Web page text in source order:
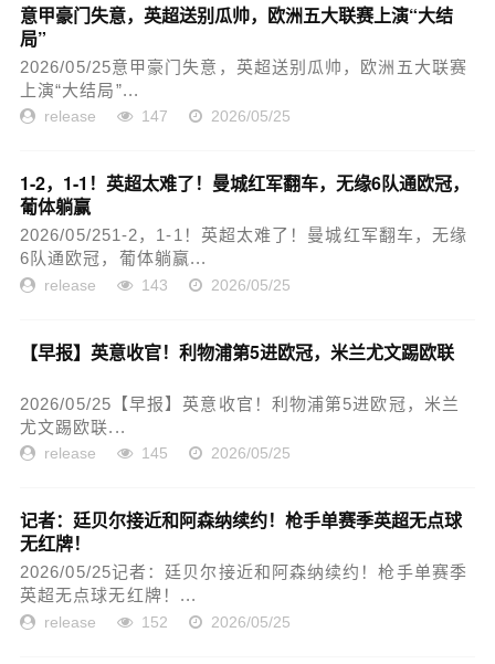
意甲豪门失意，英超送别瓜帅，欧洲五大联赛上演“大结
局”
2026/05/25意甲豪门失意，英超送别瓜帅，欧洲五大联赛
上演“大结局”...
release 147 2026/05/25
1-2，1-1！英超太难了！曼城红军翻车，无缘6队通欧冠，
葡体躺赢
2026/05/251-2，1-1！英超太难了！曼城红军翻车，无缘
6队通欧冠，葡体躺赢...
release 143 2026/05/25
【早报】英意收官！利物浦第5进欧冠，米兰尤文踢欧联
2026/05/25【早报】英意收官！利物浦第5进欧冠，米兰
尤文踢欧联...
release 145 2026/05/25
记者：廷贝尔接近和阿森纳续约！枪手单赛季英超无点球
无红牌！
2026/05/25记者：廷贝尔接近和阿森纳续约！枪手单赛季
英超无点球无红牌！...
release 152 2026/05/25